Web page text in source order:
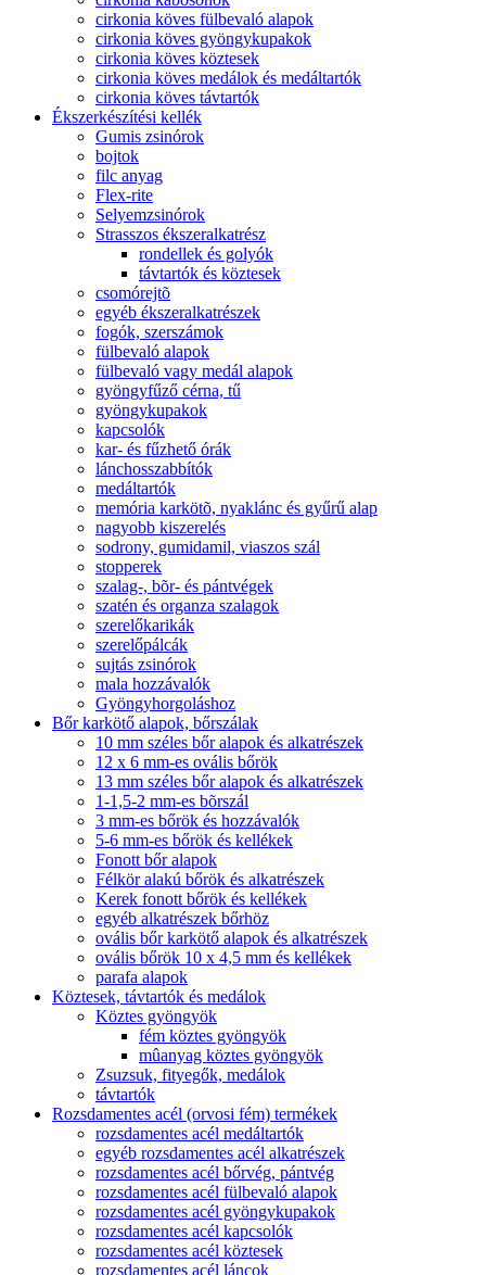
cirkonia köves fülbevaló alapok
cirkonia köves gyöngykupakok
cirkonia köves köztesek
cirkonia köves medálok és medáltartók
cirkonia köves távtartók
Ékszerkészítési kellék
Gumis zsinórok
bojtok
filc anyag
Flex-rite
Selyemzsinórok
Strasszos ékszeralkatrész
rondellek és golyók
távtartók és köztesek
csomórejtõ
egyéb ékszeralkatrészek
fogók, szerszámok
fülbevaló alapok
fülbevaló vagy medál alapok
gyöngyfűző cérna, tű
gyöngykupakok
kapcsolók
kar- és fűzhető órák
lánchosszabbítók
medáltartók
memória karkötõ, nyaklánc és gyűrű alap
nagyobb kiszerelés
sodrony, gumidamil, viaszos szál
stopperek
szalag-, bõr- és pántvégek
szatén és organza szalagok
szerelőkarikák
szerelőpálcák
sujtás zsinórok
mala hozzávalók
Gyöngyhorgoláshoz
Bőr karkötő alapok, bőrszálak
10 mm széles bőr alapok és alkatrészek
12 x 6 mm-es ovális bőrök
13 mm széles bőr alapok és alkatrészek
1-1,5-2 mm-es bõrszál
3 mm-es bőrök és hozzávalók
5-6 mm-es bőrök és kellékek
Fonott bőr alapok
Félkör alakú bőrök és alkatrészek
Kerek fonott bőrök és kellékek
egyéb alkatrészek bőrhöz
ovális bőr karkötő alapok és alkatrészek
ovális bőrök 10 x 4,5 mm és kellékek
parafa alapok
Köztesek, távtartók és medálok
Köztes gyöngyök
fém köztes gyöngyök
mûanyag köztes gyöngyök
Zsuzsuk, fityegők, medálok
távtartók
Rozsdamentes acél (orvosi fém) termékek
rozsdamentes acél medáltartók
egyéb rozsdamentes acél alkatrészek
rozsdamentes acél bőrvég, pántvég
rozsdamentes acél fülbevaló alapok
rozsdamentes acél gyöngykupakok
rozsdamentes acél kapcsolók
rozsdamentes acél köztesek
rozsdamentes acél láncok